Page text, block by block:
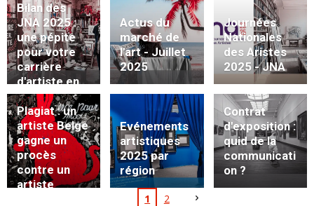
Bilan des
JNA 2025 :
une pépite
pour votre
carrière
d'artiste en
2026
Actus du
marché de
l'art - Juillet
2025
Journées
Nationales
des Aristes
2025 - JNA
Plagiat : un
artiste Belge
gagne un
procès
contre un
artiste
Evénements
artistiques
2025 par
région
Contrat
d'exposition :
quid de la
communicati
on ?
1 2